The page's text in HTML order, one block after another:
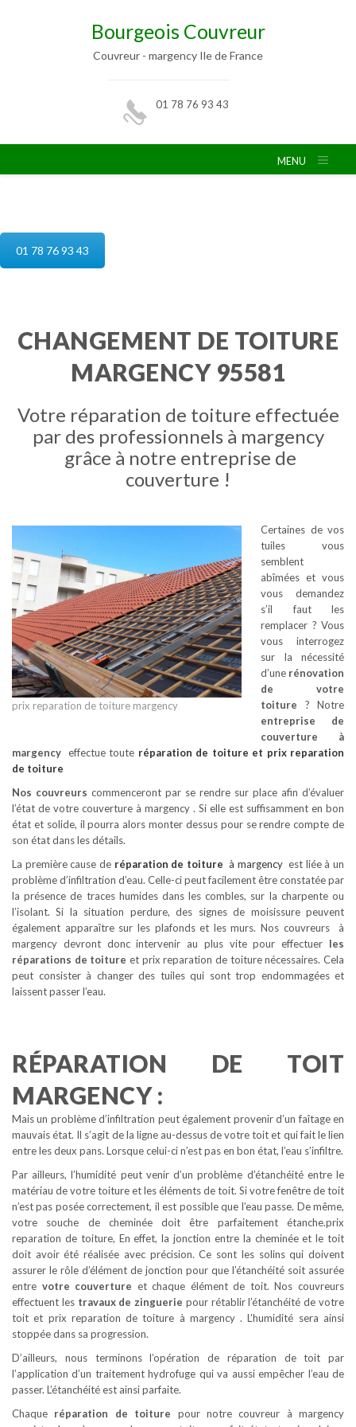
Bourgeois Couvreur
Couvreur - margency Ile de France
01 78 76 93 43
MENU
01 78 76 93 43
CHANGEMENT DE TOITURE
MARGENCY 95581
Votre réparation de toiture effectuée
par des professionnels à margency
grâce à notre entreprise de
couverture !
prix reparation de toiture margency
Certaines de vos
tuiles vous
semblent
abîmées et vous
vous demandez
s’il faut les
remplacer ? Vous
vous interrogez
sur la nécessité
d’une rénovation
de votre
toiture ? Notre
entreprise de
couverture à
margency effectue toute réparation de toiture et prix reparation
de toiture
Nos couvreurs commenceront par se rendre sur place afin d’évaluer
l’état de votre couverture à margency . Si elle est suffisamment en bon
état et solide, il pourra alors monter dessus pour se rendre compte de
son état dans les détails.
La première cause deréparation de toiture à margencyest liée à un
problème d’infiltration d’eau. Celle-ci peut facilement être constatée par
la présence de traces humides dans les combles, sur la charpente ou
l’isolant. Si la situation perdure, des signes de moisissure peuvent
également apparaître sur les plafonds et les murs. Nos couvreurs à
margency devront donc intervenir au plus vite pour effectuer les
réparations de toiture et prix reparation de toiture nécessaires. Cela
peut consister à changer des tuiles qui sont trop endommagées et
laissent passer l’eau.
RÉPARATION DE TOIT
MARGENCY :
Mais un problème d’infiltration peut également provenir d’un faîtage en
mauvais état. Il s’agit de la ligne au-dessus de votre toit et qui fait le lien
entre les deux pans. Lorsque celui-ci n’est pas en bon état, l’eau s’infiltre.
Par ailleurs, l’humidité peut venir d’un problème d’étanchéité entre le
matériau de votre toiture et les éléments de toit. Si votre fenêtre de toit
n’est pas posée correctement, il est possible que l’eau passe. De même,
votre souche de cheminée doit être parfaitement étanche.prix
reparation de toiture, En effet, la jonction entre la cheminée et le toit
doit avoir été réalisée avec précision. Ce sont les solins qui doivent
assurer le rôle d’élément de jonction pour que l’étanchéité soit assurée
entre votre couverture et chaque élément de toit. Nos couvreurs
effectuent lestravaux de zinguerie pour rétablir l’étanchéité de votre
toit et prix reparation de toiture à margency . L’humidité sera ainsi
stoppée dans sa progression.
D’ailleurs, nous terminons l’opération de réparation de toit par
l’application d’un traitement hydrofuge qui va aussi empêcher l’eau de
passer. L’étanchéité est ainsi parfaite.
Chaque réparation de toiture pour notre couvreur à margency